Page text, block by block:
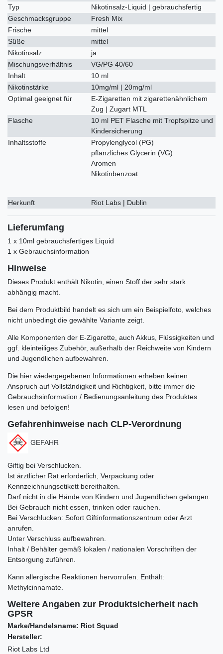
Typ
Nikotinsalz-Liquid | gebrauchsfertig
Geschmacksgruppe
Fresh Mix
Frische
mittel
Süße
mittel
Nikotinsalz
ja
Mischungsverhältnis
VG/PG 40/60
Inhalt
10 ml
Nikotinstärke
10mg/ml | 20mg/ml
Optimal geeignet für
E-Zigaretten mit zigarettenähnlichem
Zug | Zugart MTL
Flasche
10 ml PET Flasche mit Tropfspitze und
Kindersicherung
Inhaltsstoffe
Propylenglycol (PG)
pflanzliches Glycerin (VG)
Aromen
Nikotinbenzoat
Herkunft Riot Labs | Dublin
Lieferumfang
1 x 10ml gebrauchsfertiges Liquid
1 x Gebrauchsinformation
Hinweise
Dieses Produkt enthält Nikotin, einen Stoff der sehr stark
abhängig macht.
Bei dem Produktbild handelt es sich um ein Beispielfoto, welches
nicht unbedingt die gewählte Variante zeigt.
Alle Komponenten der E-Zigarette, auch Akkus, Flüssigkeiten und
ggf. kleinteiliges Zubehör, außerhalb der Reichweite von Kindern
und Jugendlichen aufbewahren.
Die hier wiedergegebenen Informationen erheben keinen
Anspruch auf Vollständigkeit und Richtigkeit, bitte immer die
Gebrauchsinformation / Bedienungsanleitung des Produktes
lesen und befolgen!
Gefahrenhinweise nach CLP-Verordnung
GEFAHR
Giftig bei Verschlucken.
Ist ärztlicher Rat erforderlich, Verpackung oder
Kennzeichnungsetikett bereithalten.
Darf nicht in die Hände von Kindern und Jugendlichen gelangen.
Bei Gebrauch nicht essen, trinken oder rauchen.
Bei Verschlucken: Sofort Giftinformationszentrum oder Arzt
anrufen.
Unter Verschluss aufbewahren.
Inhalt / Behälter gemäß lokalen / nationalen Vorschriften der
Entsorgung zuführen.
Kann allergische Reaktionen hervorrufen. Enthält:
Methylcinnamate.
Weitere Angaben zur Produktsicherheit nach
GPSR
Marke/Handelsname: Riot Squad
Hersteller:
Riot Labs Ltd